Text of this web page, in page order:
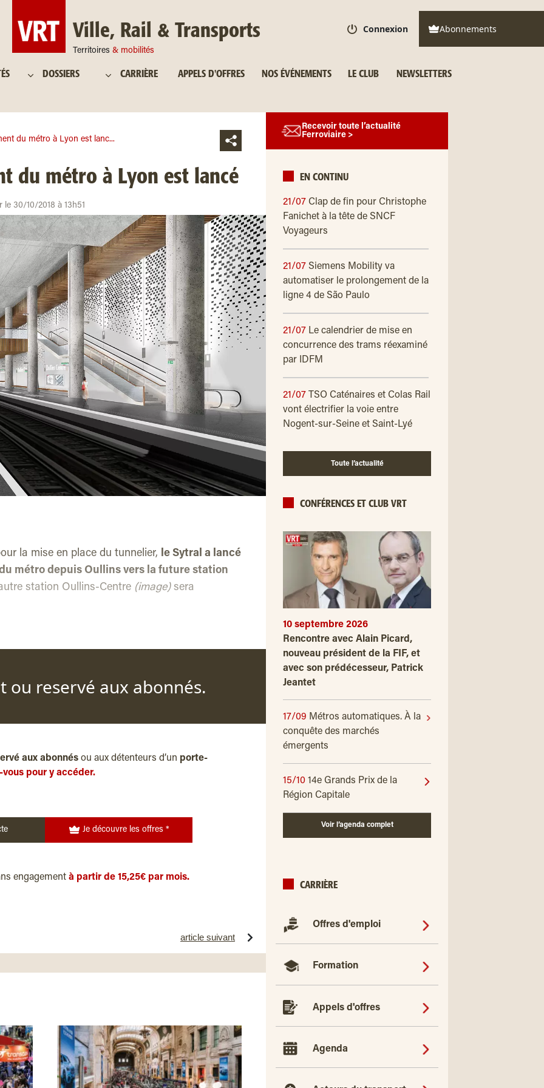
Ville, Rail & Transports
Territoires & mobilités
Connexion Abonnements
DOSSIERS CARRIÈRE APPELS D'OFFRES NOS ÉVÉNEMENTS LE CLUB NEWSLETTERS
du métro à Lyon est lanc...
du métro à Lyon est lancé
le 30/10/2018 à 13h51
la mise en place du tunnelier, le Sytral a lancé
métro depuis Oullins vers la future station
station Oullins-Centre (image)sera
ou reservé aux abonnés.
aux abonnés ou aux détenteurs d’un porte-
pour y accéder.
Je découvre les offres *
engagement à partir de 15,25€ par mois.
article suivant
Recevoir toute l’actualité
Ferroviaire >
EN CONTINU
21/07 Clap de fin pour Christophe
Fanichet à la tête de SNCF
Voyageurs
21/07 Siemens Mobility va
automatiser le prolongement de la
ligne 4 de São Paulo
21/07 Le calendrier de mise en
concurrence des trams réexaminé
par IDFM
21/07
TSO Caténaires et Colas Rail
vont électrifier la voie entre
Nogent-sur-Seine et Saint-Lyé
Toute l’actualité
CONFÉRENCES ET CLUB VRT
10 septembre 2026
Rencontre avec Alain Picard,
nouveau président de la FIF, et
avec son prédécesseur, Patrick
Jeantet
17/09 Métros automatiques. À la
conquête des marchés
émergents
15/10 14e Grands Prix de la
Région Capitale
Voir l’agenda complet
CARRIÈRE
Offres d'emploi
Formation
Appels d'offres
Agenda